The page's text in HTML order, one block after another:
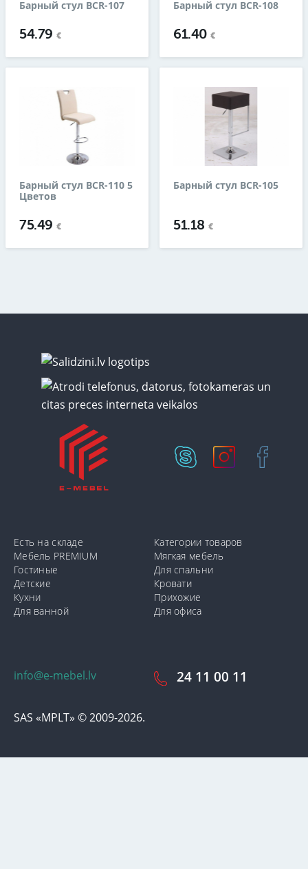
Барный стул BCR-107
54.79 €
Барный стул BCR-108
61.40 €
Барный стул BCR-110 5
Цветов
75.49 €
Барный стул BCR-105
51.18 €
info@e-mebel.lv
SAS «MPLT» © 2009-2026.
24 11 00 11
Есть на складе
Категории товаров
Мебель PREMIUM
Мягкая мебель
Гостиные
Для спальни
Детские
Кровати
Кухни
Прихожие
Для ванной
Для офиса